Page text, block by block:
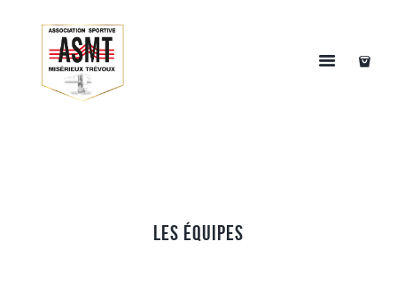
LES ÉQUIPES